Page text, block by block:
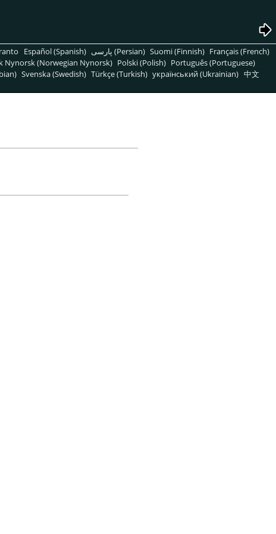
Español (Spanish) پارسی (Persian) Suomi (Finnish) Français (French)
Nynorsk (Norwegian Nynorsk) Polski (Polish) Português (Portuguese)
Svenska (Swedish) Türkçe (Turkish) український (Ukrainian) 中文